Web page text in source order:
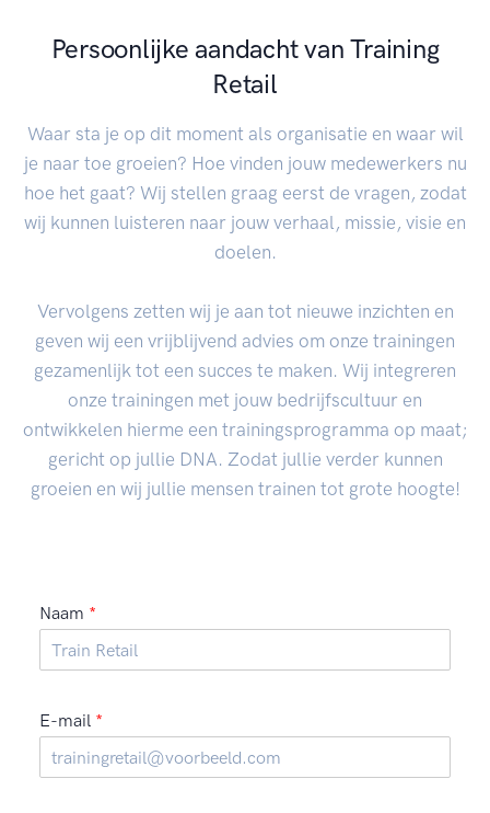
Persoonlijke aandacht van Training
Retail
Waar sta je op dit moment als organisatie en waar wil
je naar toe groeien? Hoe vinden jouw medewerkers nu
hoe het gaat? Wij stellen graag eerst de vragen, zodat
wij kunnen luisteren naar jouw verhaal, missie, visie en
doelen.
Vervolgens zetten wij je aan tot nieuwe inzichten en
geven wij een vrijblijvend advies om onze trainingen
gezamenlijk tot een succes te maken. Wij integreren
onze trainingen met jouw bedrijfscultuur en
ontwikkelen hierme een trainingsprogramma op maat;
gericht op jullie DNA. Zodat jullie verder kunnen
groeien en wij jullie mensen trainen tot grote hoogte!
Naam *
E-mail *